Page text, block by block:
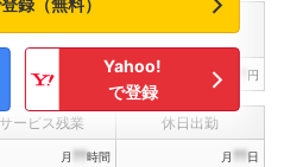
センティブ賞与
決算賞与
???,??? 円 ???,??? 円
サービス残業 休日出勤
月 ??時間 月 ??日
Yahoo!
で登録